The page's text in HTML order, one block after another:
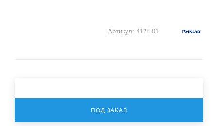
Артикул: 4128-01
ПОД ЗАКАЗ